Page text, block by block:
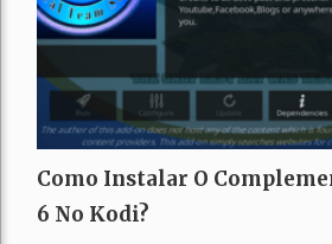
Como Instalar O
6 No Kodi?